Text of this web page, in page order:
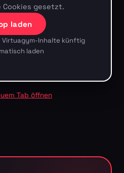
Cookies gesetzt.
laden
Virtuagym-Inhalte künftig
laden
Tab öffnen